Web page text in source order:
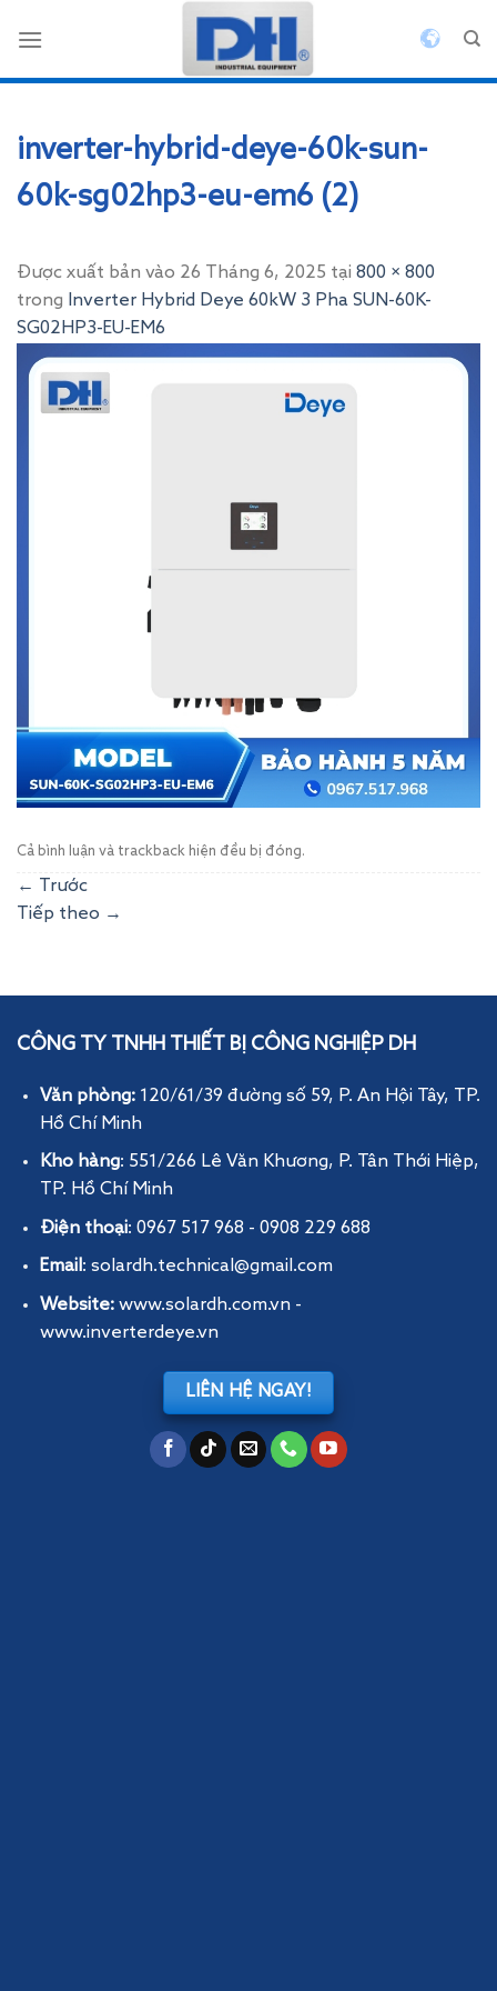
qua
inverter-hybrid-deye-60k-sun-
60k-sg02hp3-eu-em6 (2)
Được xuất bản vào 26 Tháng 6, 2025 tại 800 × 800
trong
Inverter Hybrid Deye 60kW 3 Pha SUN-60K-
SG02HP3-EU-EM6
Cả bình luận và trackback hiện đều bị đóng.
←
Trước
Tiếp theo →
CÔNG TY TNHH THIẾT BỊ CÔNG NGHIỆP DH
Văn phòng: 120/61/39 đường số 59, P. An Hội Tây, TP.
Hồ Chí Minh
Kho hàng: 551/266 Lê Văn Khương, P. Tân Thới Hiệp,
TP. Hồ Chí Minh
Điện thoại: 0967 517 968 - 0908 229 688
Email: solardh.technical@gmail.com
Website: www.solardh.com.vn-
www.inverterdeye.vn
LIÊN HỆ NGAY!